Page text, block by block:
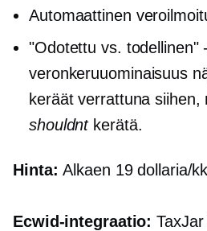
Automaattinen
"Odotettu vs. todellinen" -
veronkeruuominaisuus
keräät verrattuna siihen,
shouldnt kerätä.
Hinta:Alkaen 19 dollaria/
Ecwid-integraatio: